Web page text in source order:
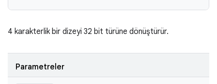
4 karakterlik bir dizeyi 32 bit türüne dönüştürür.
Parametreler